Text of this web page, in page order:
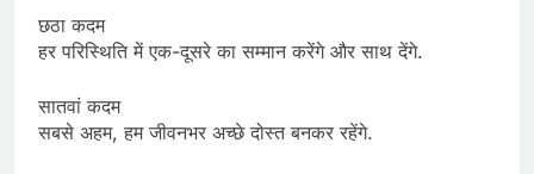
छठा कदम
हर परिस्थिति में एक-दूसरे का सम्मान करेंगे और साथ देंगे.
सातवां कदम
सबसे अहम, हम जीवनभर अच्छे दोस्त बनकर रहेंगे.